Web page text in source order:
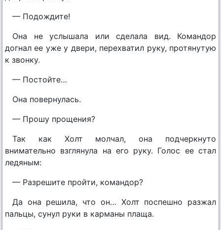
— Подождите!
Она не услышала или сделала вид. Командор
догнал ее уже у двери, перехватил руку, протянутую
к звонку.
— Постойте…
Она повернулась.
— Прошу прощения?
Так как Холт молчал, она подчеркнуто
внимательно взглянула на его руку. Голос ее стал
ледяным:
— Разрешите пройти, командор?
Да она решила, что он… Холт поспешно разжал
пальцы, сунул руки в карманы плаща.